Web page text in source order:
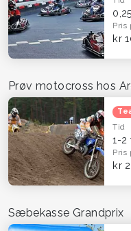
Pris
kr
Prøv motocross hos
Tid
1-2
Pris
kr
Sæbekasse Grandprix